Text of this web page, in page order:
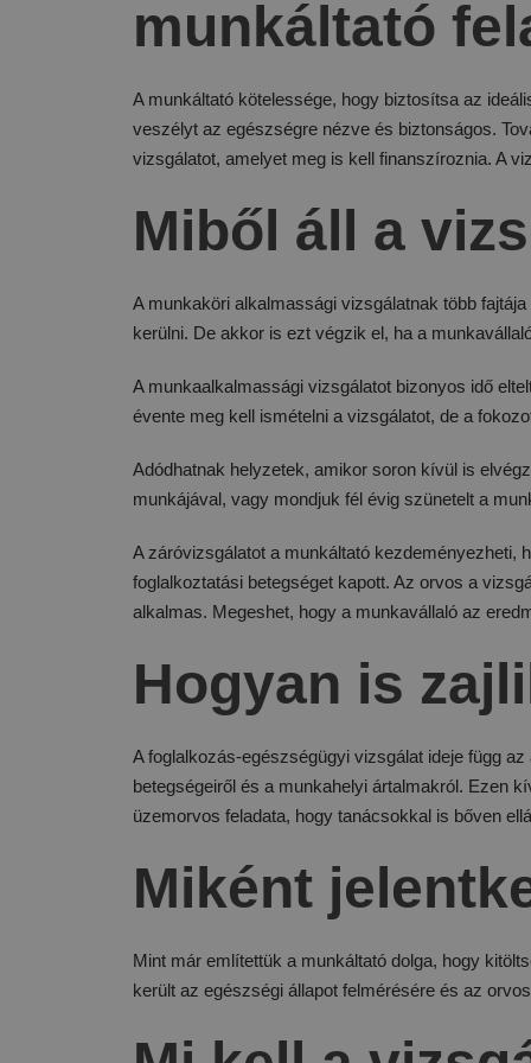
munkáltató
A munkáltató kötelessége, hogy biztosítsa az
veszélyt az egészségre nézve és biztonságos.
vizsgálatot, amelyet meg is kell finanszíroznia. A
Miből áll a
A munkaköri alkalmassági vizsgálatnak több
kerülni. De akkor is ezt végzik el, ha a
A munkaalkalmassági vizsgálatot bizonyos idő
évente meg kell ismételni a vizsgálatot, de a
Adódhatnak helyzetek, amikor soron kívül is
munkájával, vagy mondjuk fél évig szünetelt a
A záróvizsgálatot a munkáltató kezdeményezheti,
foglalkoztatási betegséget kapott. Az orvos a
alkalmas. Megeshet, hogy a munkavállaló az
Hogyan is
A foglalkozás-egészségügyi vizsgálat ideje függ
betegségeiről és a munkahelyi ártalmakról. Ezen
üzemorvos feladata, hogy tanácsokkal is bőven
Miként
Mint már említettük a munkáltató dolga, hogy
került az egészségi állapot felmérésére és az